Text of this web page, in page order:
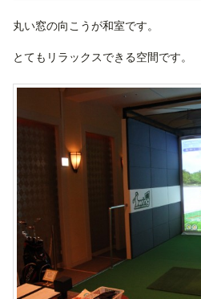
丸い窓の向こうが和室です。
とてもリラックスできる空間です。